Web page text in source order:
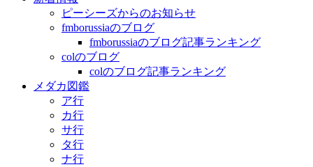
ピーシーズからのお知らせ
fmborussiaのブログ
fmborussiaのブログ記事ランキング
colのブログ
colのブログ記事ランキング
メダカ図鑑
ア行
カ行
サ行
タ行
ナ行